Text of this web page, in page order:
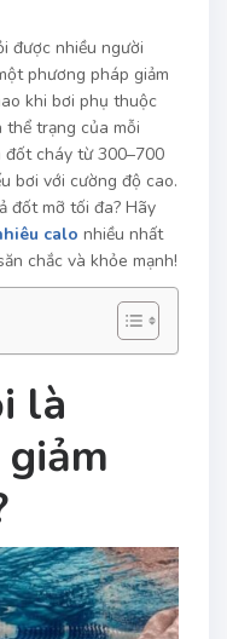
được nhiều người
phương pháp giảm
khi bơi phụ thuộc
thể trạng của mỗi
đốt cháy từ 300–700
bơi với cường độ cao.
đốt mỡ tối đa? Hãy
calo nhiều nhất
chắc và khỏe mạnh!
là